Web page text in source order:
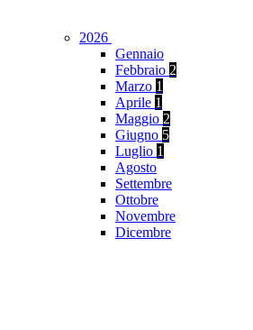
2026
Gennaio
Febbraio 2
Marzo 1
Aprile 1
Maggio 2
Giugno 5
Luglio 1
Agosto
Settembre
Ottobre
Novembre
Dicembre